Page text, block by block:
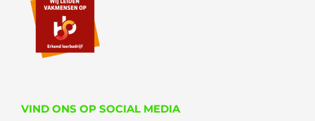
VIND ONS OP SOCIAL MEDIA